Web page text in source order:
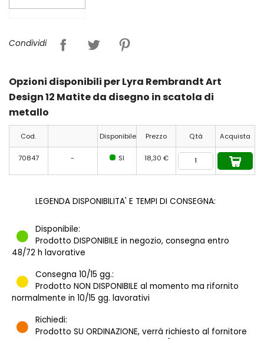
Condividi
Opzioni disponibili per Lyra Rembrandt Art
Design 12 Matite da disegno in scatola di
metallo
Cod. Disponibile Prezzo Q.tà Acquista
70847 - SI 18,30 €
LEGENDA DISPONIBILITA' E TEMPI DI CONSEGNA:
Disponibile:
Prodotto DISPONIBILE in negozio, consegna entro
48/72 h lavorative
Consegna 10/15 gg.:
Prodotto NON DISPONIBILE al momento ma rifornito
normalmente in 10/15 gg. lavorativi
Richiedi:
Prodotto SU ORDINAZIONE, verrà richiesto al fornitore